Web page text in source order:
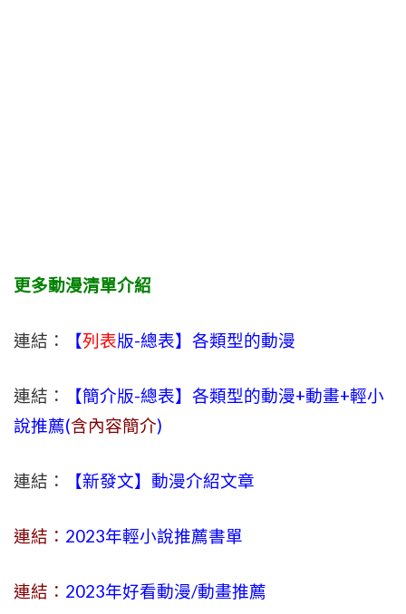
更多動漫清單介紹
連結： 【列表版-總表】各類型的動漫
連結：
【簡介版-總表】各類型的動漫+動畫+輕小
說推薦(含內容簡介)
連結： 【新發文】動漫介紹文章
連結： 2023年輕小說推薦書單
連結： 2023年好看動漫/動畫推薦